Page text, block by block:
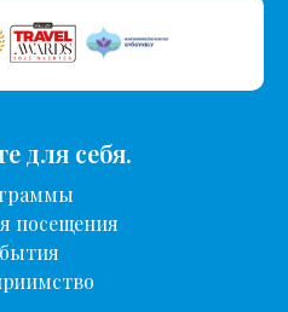
ЖИЛЬЯ
для себя.
посещения